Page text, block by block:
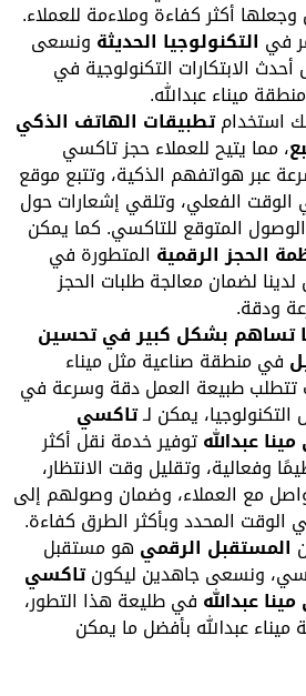
أكثر كفاءة وملاءمة للعملاء.
التكنولوجيا الحديثةونسعى
الابتكارات التكنولوجية في
ميناء عبدالله.
تطبيقات الهاتف الذكي
يتيح للعملاء حجز تاكسي
هواتفهم الذكية، وتتبع موقع
الفعلي، وتلقي إشعارات حول
المتوقع للتاكسي. كما يمكن
الرقميةالمتطورة في
لضمان معالجة طلبات الحجز
بشكل كبير في تحسين
منطقة صناعية مثل ميناء
طبيعة العمل دقة وسرعة في
يمكن لـتاكسي
عبداللهتوفير خدمة نقل أكثر
وتقليل وقت الانتظار،
مع العملاء، وضمان وصولهم إلى
المحدد وبأكثر الطرق كفاءة.
الرقميهو مستقبل
ونسعى جاهدين ليكونتاكسي
عبداللهفي طليعة هذا التطور،
عبدالله بأفضل ما يمكن